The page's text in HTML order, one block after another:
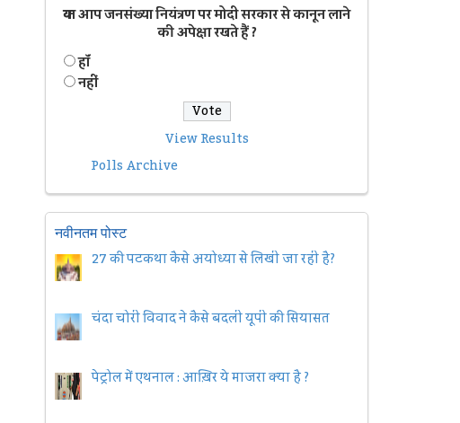
क्या आप जनसंख्या नियंत्रण पर मोदी सरकार से कानून लाने
की अपेक्षा रखते हैं ?
हॉं
नहीं
View Results
Polls Archive
नवीनतम पोस्ट
27 की पटकथा कैसे अयोध्या से लिखी जा रही है?
चंदा चोरी विवाद ने कैसे बदली यूपी की सियासत
पेट्रोल में एथनाल : आख़िर ये माजरा क्या है ?